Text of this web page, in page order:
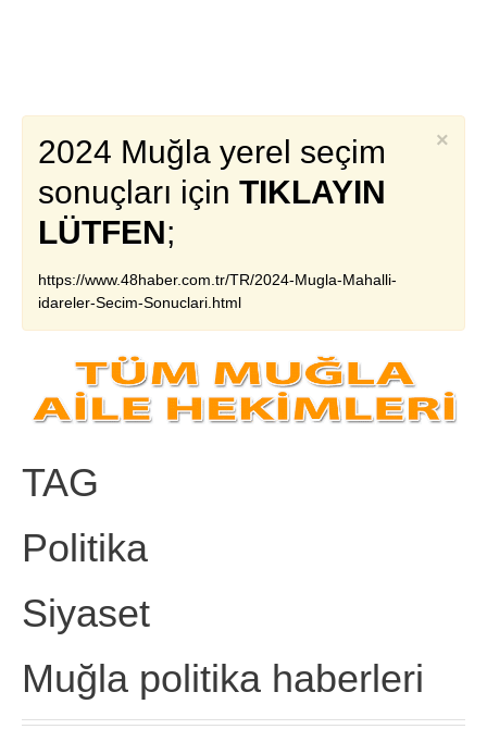
×
2024 Muğla yerel seçim
sonuçları için TIKLAYIN
LÜTFEN;
https://www.48haber.com.tr/TR/2024-Mugla-Mahalli-
idareler-Secim-Sonuclari.html
TAG
Politika
Siyaset
Muğla politika haberleri